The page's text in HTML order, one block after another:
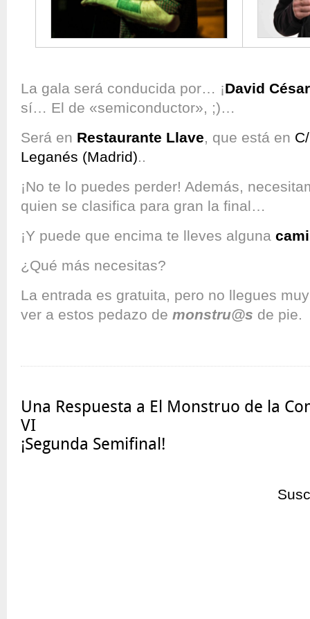
La gala será conducida por… ¡David
sí… El de «semiconductor», ;)…
Será en Restaurante Llave, que está en
Leganés (Madrid)..
¡No te lo puedes perder! Además,
quien se clasifica para gran la final…
¡Y puede que encima te lleves alguna
¿Qué más necesitas?
La entrada es gratuita, pero no llegues
ver a estos pedazo de monstru@s de pie.
Una Respuesta a El Monstruo de la
VI
¡Segunda Semifinal!